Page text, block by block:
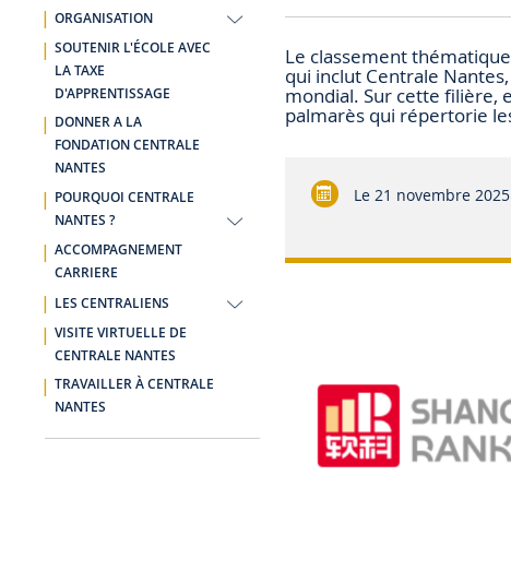
ORGANISATION
SOUTENIR L'ÉCOLE AVEC
LA TAXE
D'APPRENTISSAGE
DONNER A LA
FONDATION CENTRALE
NANTES
POURQUOI CENTRALE
NANTES ?
ACCOMPAGNEMENT
CARRIERE
LES CENTRALIENS
VISITE VIRTUELLE DE
CENTRALE NANTES
TRAVAILLER À CENTRALE
NANTES
Le classement
qui inclut Centrale
mondial. Sur cette filière,
palmarès qui répertorie
Le 21 novembre 2025